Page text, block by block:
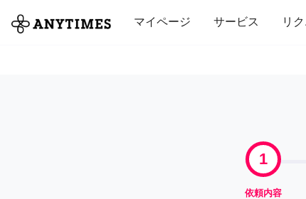
マイページ サービス リ
全て 修理・組立 家事 引っ越
1
依頼内容